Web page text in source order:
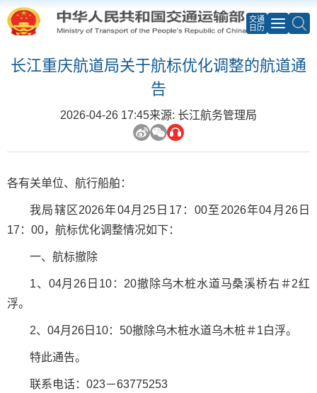
交通
日历
长江重庆航道局关于航标优化调整的航道通
告
2026-04-26 17:45来源: 长江航务管理局
各有关单位、航行船舶：
我局辖区2026年04月 25 日 17：00至 2026年04 月 26日
17：00，航标优化调整情况如下：
一、航标撤除
1、 04月 26 日 10：20撤除乌木桩水道马桑溪桥右 ＃2红
浮。
2、 04月 26 日 10：50撤除乌木桩水道乌木桩＃1白浮。
特此通告。
联系电话： 023－63775253